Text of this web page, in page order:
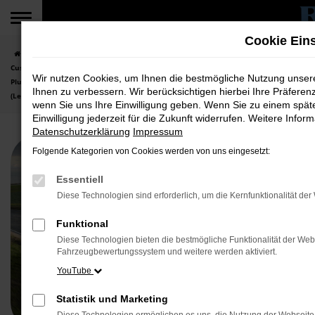
Zum
Custom PHEV
Plug-In-Hybrid
(Leasingangebot Gewerbekunden)
Cookie
Wir nutzen Cookies, um Ihnen die bestmögliche Nutzung
Ihnen zu verbessern. Wir berücksichtigen hierbei Ihre
wenn Sie uns Ihre Einwilligung geben. Wenn Sie zu einem
Einwilligung jederzeit für die Zukunft widerrufen. Weitere
Datenschutzerklärung Impressum
Folgende Kategorien von Cookies werden von uns eingesetzt:
Essentiell
Diese Technologien sind erforderlich, um die Kernfunktionalität
Funktional
Diese Technologien bieten die bestmögliche Funktionalität der
Fahrzeugbewertungssystem und weitere werden aktiviert.
YouTube
Statistik und Marketing